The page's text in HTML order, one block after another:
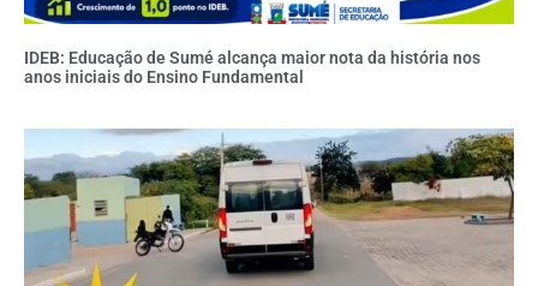
IDEB: Educação de Sumé alcança maior nota da história nos
anos iniciais do Ensino Fundamental